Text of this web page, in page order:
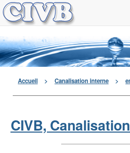
Accueil > Canalisation interne >
CIVB,